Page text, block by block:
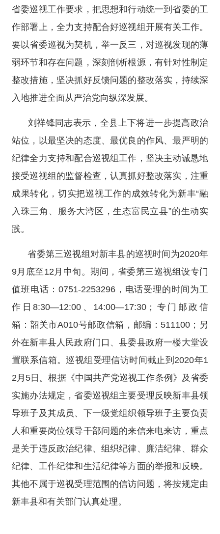
省委巡视工作要求，把思想和行动统一到省委的工
作部署上，全力支持配合好巡视组开展有关工作。
要以省委巡视为契机，举一反三，对巡视发现的薄
弱环节和存在问题，深刻剖析根源，有针对性制定
整改措施，坚决抓好反馈问题的整改落实，持续深
入地推进全面从严治党向纵深发展。
刘祥锋同志表示，全县上下将进一步提高政治
站位，以最坚决的态度、最优良的作风、最严明的
纪律全力支持和配合巡视组工作，坚决主动诚恳地
接受巡视组的监督检查，认真抓好整改落实，注重
成果转化，切实把巡视工作的成效转化为新丰“融
入珠三角、服务大湾区，生态富民立县”的生动实
践。
省委第三巡视组对新丰县的巡视时间为2020年
9月底至12月中旬。期间，省委第三巡视组设专门
值班电话：0751-2253296，电话受理的时间为工
作日8:30—12:00、14:00—17:30；专门邮政信
箱：韶关市A010号邮政信箱，邮编：511100；另
外在新丰县人民政府门口、县委县政府一楼大堂设
置联系信箱。巡视组受理信访时间截止到2020年1
2月5日。根据《中国共产党巡视工作条例》及省委
实施办法规定，省委巡视组主要受理反映新丰县领
导班子及其成员、下一级党组织领导班子主要负责
人和重要岗位领导干部问题的来信来电来访，重点
是关于违反政治纪律、组织纪律、廉洁纪律、群众
纪律、工作纪律和生活纪律等方面的举报和反映。
其他不属于巡视受理范围的信访问题，将按规定由
新丰县和有关部门认真处理。